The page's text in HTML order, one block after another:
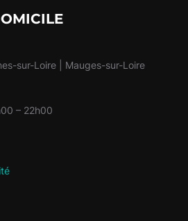
sur-Loire | Mauges-sur-Loire
– 22h00